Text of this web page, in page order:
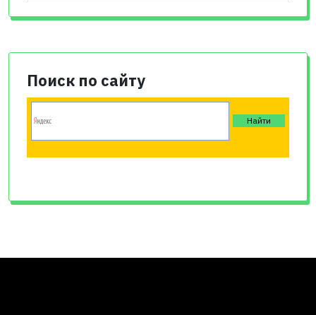
Поиск по сайту